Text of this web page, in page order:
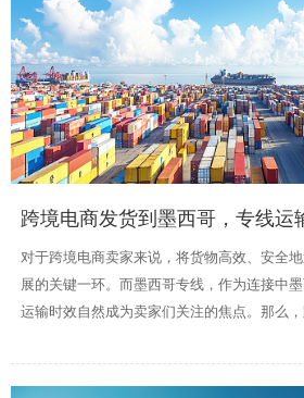
跨境电商发货到墨西哥，专线运
对于跨境电商卖家来说，将货物高效、安全
展的关键一环。而墨西哥专线，作为连接中
运输时效自然成为卖家们关注的焦点。那么